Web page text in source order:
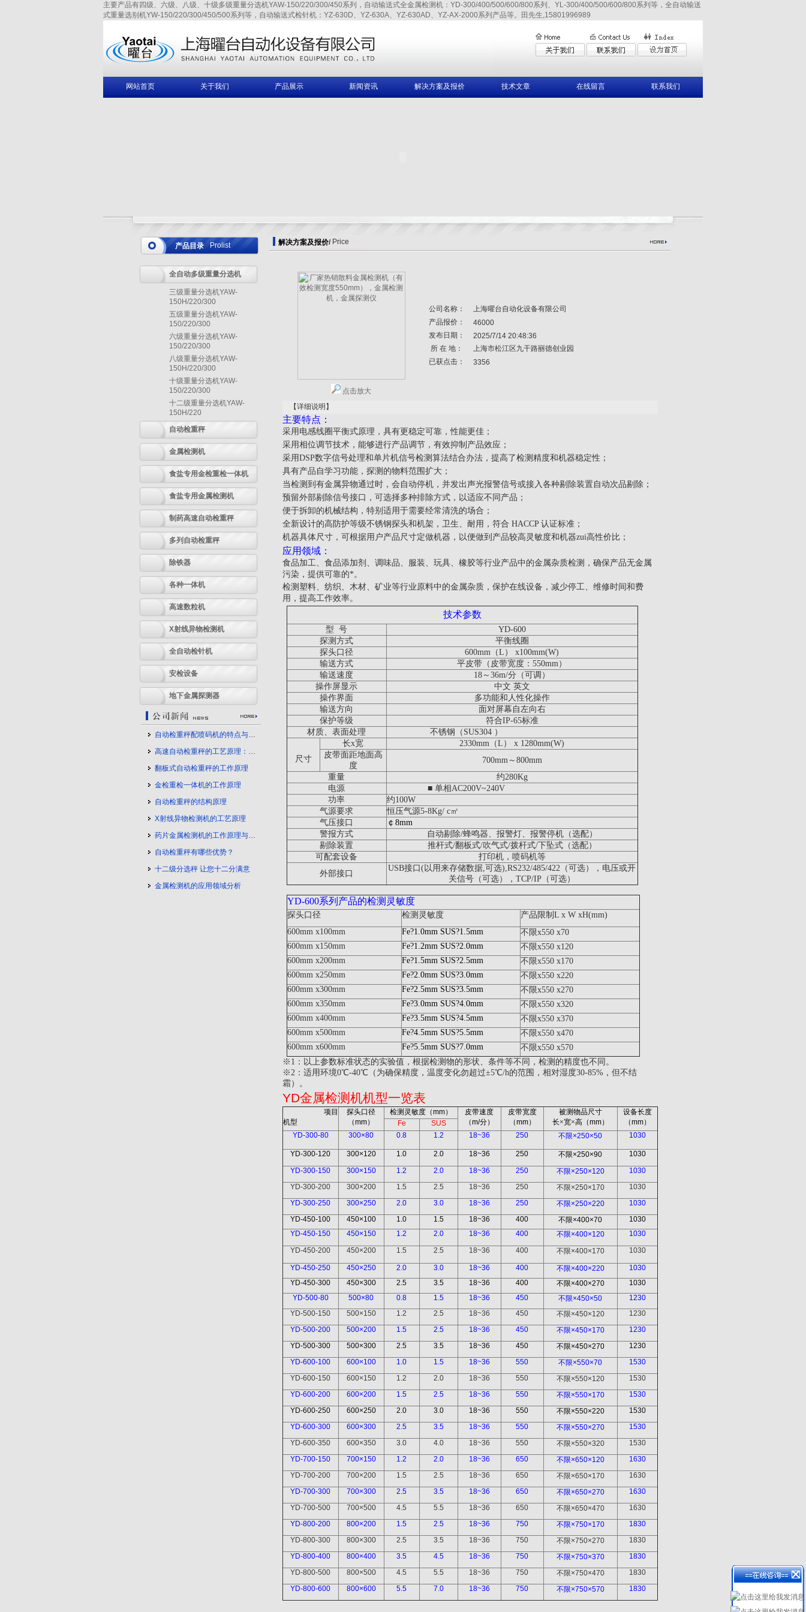
主要产品有四级、六级、八级、十级多级重量分选机YAW-150/220/300/450系列，自动输送式全金属检测机：YD-300/400/500/600/800系列、YL-300/400/500/600/800系列等，全自动输送
式重量选别机YW-150/220/300/450/500系列等，自动输送式检针机：YZ-630D、YZ-630A、YZ-630AD、YZ-AX-2000系列产品等。田先生,15801996989
网站首页 关于我们 产品展示 新闻资讯 解决方案及报价 技术文章 在线留言 联系我们
产品目录 Prolist
全自动多级重量分选机
三级重量分选机YAW-
150H/220/300
五级重量分选机YAW-
150/220/300
六级重量分选机YAW-
150/220/300
八级重量分选机YAW-
150H/220/300
十级重量分选机YAW-
150/220/300
十二级重量分选机YAW-
150H/220
自动检重秤
金属检测机
食盐专用金检重检一体机
食盐专用金属检测机
制药高速自动检重秤
多列自动检重秤
除铁器
各种一体机
高速数粒机
X射线异物检测机
全自动检针机
安检设备
地下金属探测器
自动检重秤配喷码机的特点与应用
高速自动检重秤的工艺原理：守护产品质量的幕后力量
翻板式自动检重秤的工作原理
金检重检一体机的工作原理
自动检重秤的结构原理
X射线异物检测机的工艺原理
药片金属检测机的工作原理与工艺流程
自动检重秤有哪些优势？
十二级分选秤 让您十二分满意
金属检测机的应用领域分析
解决方案及报价/ Price
点击放大
公司名称：
上海曜台自动化设备有限公司
产品报价：
46000
发布日期：
2025/7/14 20:48:36
所 在 地：
上海市松江区九干路丽德创业园
已获点击：
3356
【详细说明】
主要特点：
采用电感线圈平衡式原理，具有更稳定可靠，性能更佳；
采用相位调节技术，能够进行产品调节，有效抑制产品效应；
采用DSP数字信号处理和单片机信号检测算法结合办法，提高了检测精度和机器稳定性；
具有产品自学习功能，探测的物料范围扩大；
当检测到有金属异物通过时，会自动停机，并发出声光报警信号或接入各种剔除装置自动次品剔除；
预留外部剔除信号接口，可选择多种排除方式，以适应不同产品；
便于拆卸的机械结构，特别适用于需要经常清洗的场合；
全新设计的高防护等级不锈钢探头和机架，卫生、耐用，符合 HACCP 认证标准；
机器具体尺寸，可根据用户产品尺寸定做机器，以便做到产品较高灵敏度和机器zui高性价比；
应用领域：
食品加工、食品添加剂、调味品、服装、玩具、橡胶等行业产品中的金属杂质检测，确保产品无金属
污染，提供可靠的*。
检测塑料、纺织、木材、矿业等行业原料中的金属杂质，保护在线设备，减少停工、维修时间和费
用，提高工作效率。
技术参数
型 号
YD-600
探测方式
平衡线圈
探头口径
600mm （L） x100mm(W)
输送方式
平皮带（皮带宽度：550mm）
输送速度
18 ～36m/分（可调）
操作屏显示
中文 英文
操作界面
多功能和人性化操作
输送方向
面对屏幕自左向右
保护等级
符合IP-65标准
材质、表面处理
不锈钢（SUS304 ）
尺寸
长x宽 2330mm （L） x 1280mm(W)
皮带面距地面高
度
700mm～800mm
重量
约280Kg
电源
■ 单相AC200V~240V
功率
约100W
气源要求
恒压气源5-8Kg/ c㎡
气压接口
￠8mm
警报方式
自动剔除/蜂鸣器、报警灯、报警停机（选配）
剔除装置
推杆式/翻板式/吹气式/拨杆式/下坠式（选配）
可配套设备
打印机，喷码机等
外部接口
USB接口(以用来存储数据,可选),RS232/485/422（可选），电压或开
关信号（可选），TCP/IP（可选）
YD-600系列产品的检测灵敏度
探头口径 检测灵敏度 产品限制 L x W xH(mm)
600mmx100mm Fe?1.0mm SUS?1.5mm 不限x550 x70
600mmx150mm Fe?1.2mm SUS?2.0mm 不限x550 x120
600mmx200mm Fe?1.5mm SUS?2.5mm 不限x550 x170
600mmx250mm Fe?2.0mm SUS?3.0mm 不限x550 x220
600mmx300mm Fe?2.5mm SUS?3.5mm 不限x550 x270
600mmx350mm Fe?3.0mm SUS?4.0mm 不限x550 x320
600mmx400mm Fe?3.5mm SUS?4.5mm 不限x550 x370
600mmx500mm Fe?4.5mm SUS?5.5mm 不限x550 x470
600mmx600mm Fe?5.5mm SUS?7.0mm 不限x550 x570
※1：以上参数标准状态的实验值， 根据检测物的形状、条件等不同，检测的精度也不同。
※2：适用环境0℃-40℃（为确保精度，温度变化勿超过±5℃/h的范围，相对湿度30-85%，但不结
霜）。
YD金属检测机机型一览表
项目
机型
探头口径
（mm）
检测灵敏度（mm）
皮带速度
（m/分）
皮带宽度
（mm）
被测物品尺寸
长×宽×高（mm）
设备长度
（mm）
Fe
SUS
YD-300-80
300×80 0.8 1.2 18~36 250 不限×250×50 1030
YD-300-120 300×120 1.0 2.0 18~36 250 不限×250×90
1030
YD-300-150
300×150 1.2 2.0 18~36 250 不限×250×120
1030
YD-300-200
300×200 1.5 2.5 18~36 250 不限×250×170
1030
YD-300-250
300×250 2.0 3.0 18~36 250 不限×250×220
1030
YD-450-100
450×100 1.0 1.5 18~36 400 不限×400×70
1030
YD-450-150
450×150 1.2 2.0 18~36 400 不限×400×120
1030
YD-450-200
450×200 1.5 2.5 18~36 400 不限×400×170 1030
YD-450-250 450×250 2.0 3.0 18~36 400 不限×400×220
1030
YD-450-300
450×300 2.5 3.5 18~36 400 不限×400×270
1030
YD-500-80
500×80 0.8 1.5 18~36 450 不限×450×50
1230
YD-500-150
500×150 1.2 2.5 18~36 450 不限×450×120
1230
YD-500-200
500×200 1.5 2.5 18~36 450 不限×450×170
1230
YD-500-300
500×300 2.5 3.5 18~36 450 不限×450×270
1230
YD-600-100
600×100 1.0 1.5 18~36 550 不限×550×70
1530
YD-600-150
600×150 1.2 2.0 18~36 550 不限×550×120
1530
YD-600-200
600×200 1.5 2.5 18~36 550 不限×550×170
1530
YD-600-250
600×250 2.0 3.0 18~36 550 不限×550×220
1530
YD-600-300
600×300 2.5 3.5 18~36 550 不限×550×270
1530
YD-600-350
600×350 3.0 4.0 18~36 550 不限×550×320
1530
YD-700-150
700×150 1.2 2.0 18~36 650 不限×650×120
1630
YD-700-200
700×200 1.5 2.5 18~36 650 不限×650×170
1630
YD-700-300
700×300 2.5 3.5 18~36 650 不限×650×270
1630
YD-700-500
700×500 4.5 5.5 18~36 650 不限×650×470
1630
YD-800-200
800×200 1.5 2.5 18~36 750 不限×750×170
1830
YD-800-300
800×300 2.5 3.5 18~36 750 不限×750×270
1830
YD-800-400
800×400 3.5 4.5 18~36 750 不限×750×370
1830
YD-800-500
800×500 4.5 5.5 18~36 750 不限×750×470
1830
YD-800-600
800×600 5.5 7.0 18~36 750 不限×750×570 1830